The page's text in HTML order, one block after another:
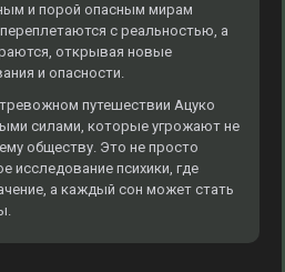
и порой опасным мирам
с реальностью, а
открывая новые
и опасности.
путешествии Ацуко
силами, которые угрожают не
обществу. Это не просто
исследование психики, где
а каждый сон может стать